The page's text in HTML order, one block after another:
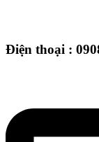
Điện thoại :